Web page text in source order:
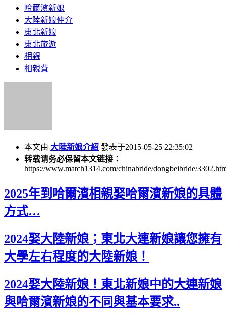
哈爾濱新娘
大陸新娘仲介
東北新娘
東北旅遊
相親
相親費
本文由 大陸新娘介紹 發表于2015-05-25 22:35:02
转载请务必保留本文链接：
https://www.match1314.com/chinabride/dongbeibride/
2025年到哈爾濱相親娶哈爾濱新娘的具體
方式…
2024娶大陸新娘；東北大連新娘讓您擁有
大學左右程度的大陸新娘！
2024娶大陸新娘！東北新娘中的大連新娘
與哈爾濱新娘的不同與基本要求..